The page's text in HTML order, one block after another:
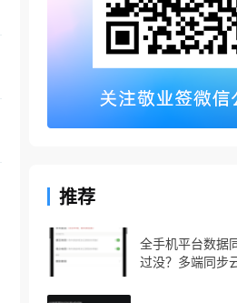
推荐
全手机平台数据
过没？多端同步